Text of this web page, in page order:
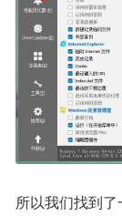
所以我们找到